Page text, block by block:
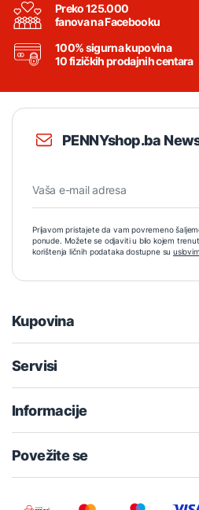
Preko 125.000
fanova na Facebooku
100% sigurna kupovina
10 fizičkih prodajnih centara
PENNYshop.ba
Prijavom pristajete da vam povremeno
ponude. Možete se odjaviti u bilo kojem
korištenja ličnih podataka dostupne su
Kupovina
Servisi
Informacije
Povežite se